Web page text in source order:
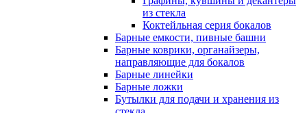
из стекла
Коктейльная серия бокалов
Барные емкости, пивные башни
Барные коврики, органайзеры,
направляющие для бокалов
Барные линейки
Барные ложки
Бутылки для подачи и хранения из